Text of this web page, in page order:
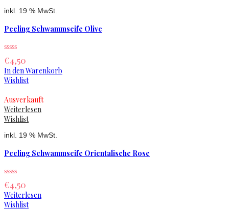
inkl. 19 % MwSt.
Peeling Schwammseife Olive
€4,50
In den Warenkorb
Wishlist
Ausverkauft
Weiterlesen
Wishlist
inkl. 19 % MwSt.
Peeling Schwammseife Orientalische Rose
€4,50
Weiterlesen
Wishlist